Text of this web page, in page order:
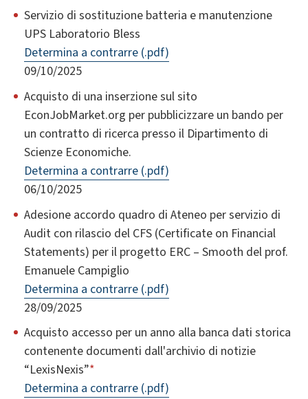
Servizio di sostituzione batteria e manutenzione
UPS Laboratorio Bless
Determina a contrarre (.pdf)
09/10/2025
Acquisto di una inserzione sul sito
EconJobMarket.org per pubblicizzare un bando per
un contratto di ricerca presso il Dipartimento di
Scienze Economiche.
Determina a contrarre (.pdf)
06/10/2025
Adesione accordo quadro di Ateneo per servizio di
Audit con rilascio del CFS (Certificate on Financial
Statements) per il progetto ERC – Smooth del prof.
Emanuele Campiglio
Determina a contrarre (.pdf)
28/09/2025
Acquisto accesso per un anno alla banca dati storica
contenente documenti dall'archivio di notizie
“LexisNexis”*
Determina a contrarre (.pdf)